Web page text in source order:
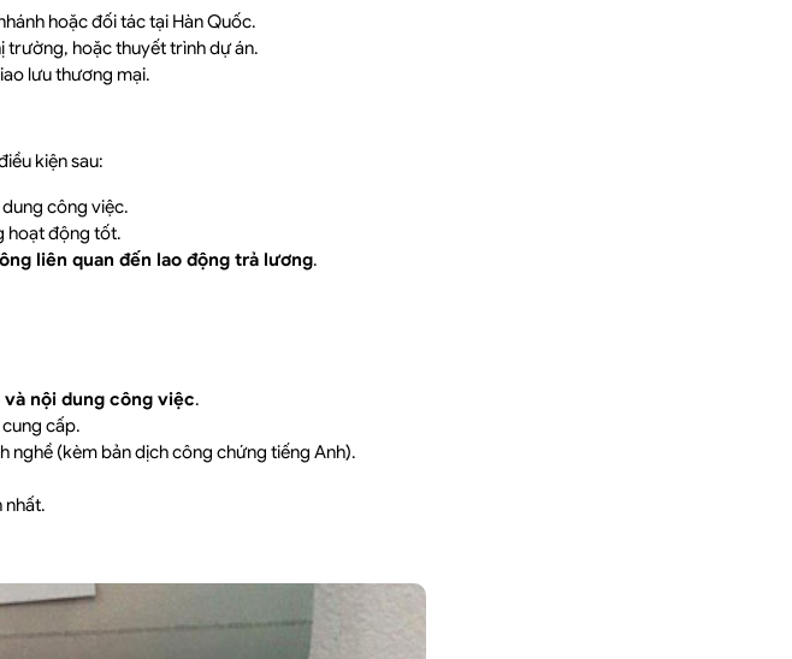
hoặc đối tác tại Hàn Quốc.
trường, hoặc thuyết trình dự án.
lưu thương mại.
kiện sau:
công việc.
hoạt động tốt.
liên quan đến lao động trả lương.
nội dung công việc.
cấp.
nghề (kèm bản dịch công chứng tiếng Anh).
nhất.